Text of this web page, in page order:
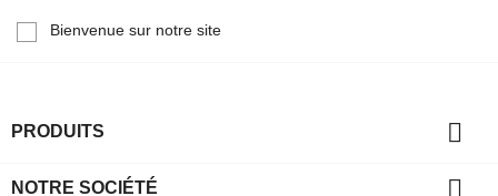
Bienvenue sur notre site
PRODUITS 
NOTRE SOCIÉTÉ 